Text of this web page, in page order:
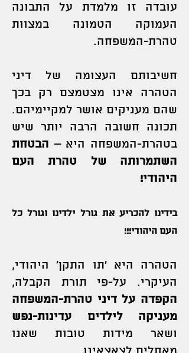
עובדה זו מלמדת על התבונה
העמוקה הטמונה במצוות
טהרת-המשפחה.
חשיבותם העצומה של דיני
הטהרה אינו מצטמצם רק בכך
שהם מעניקים אושר למקיימיהם.
תכונה חשובה הרבה יותר שיש
בטהרת-המשפחה היא – הבטחת
השתמרותה של טהרת העם
היהודי!
בידינו להכריע את גורל ילדינו וגורל כל
העם היהודי!!!
הטהרה היא ’תו התקן’ היהודי,
העיקרי. על-פי תורת הקבלה,
הקפדה על דיני טהרת-המשפחה
מעניקה לילדים עדינות-נפש
ושאר מידות טובות שאנו